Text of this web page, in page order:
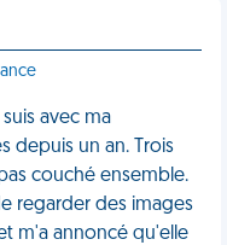
avec ma
depuis un an. Trois
couché ensemble.
regarder des images
m'a annoncé qu'elle